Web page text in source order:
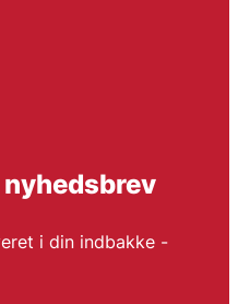
i din indbakke -